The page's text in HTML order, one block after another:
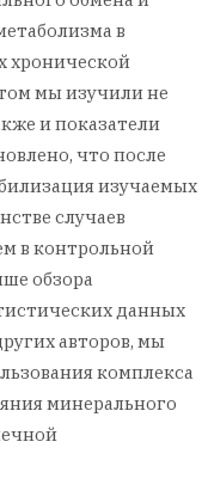
в
хронической
мы изучили не
и показатели
что после
изучаемых
случаев
в контрольной
обзора
данных
авторов, мы
комплекса
минерального